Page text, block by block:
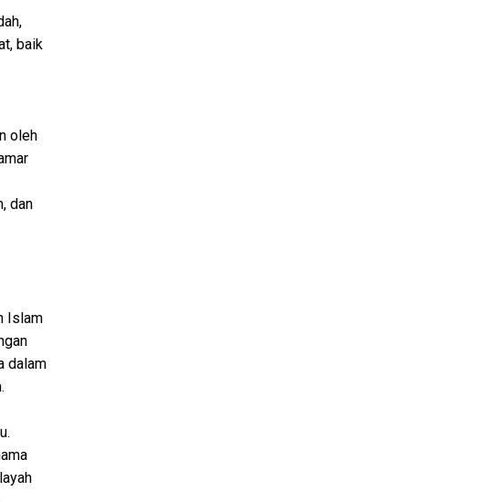
baik
oleh
dan
Islam
dalam